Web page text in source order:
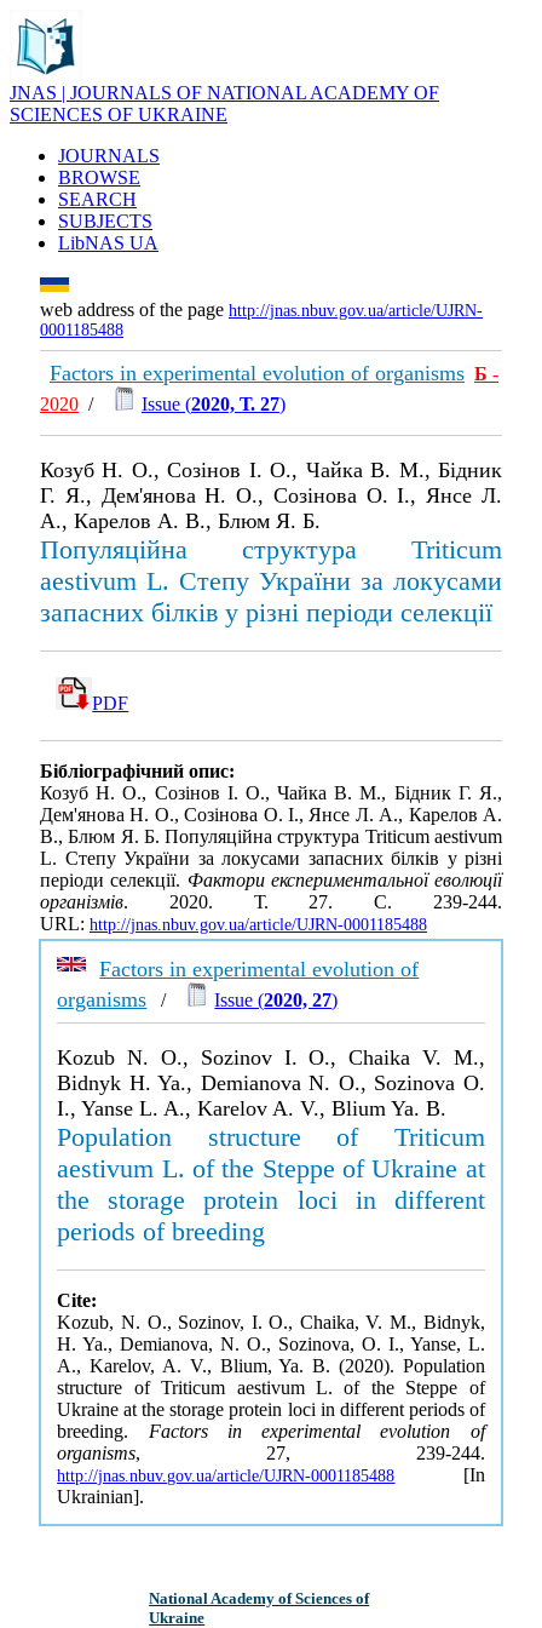
JNAS | JOURNALS OF NATIONAL ACADEMY OF
SCIENCES OF UKRAINE
JOURNALS
BROWSE
SEARCH
SUBJECTS
LibNAS UA
web address of the page http://jnas.nbuv.gov.ua/article/UJRN-
0001185488
Factors in experimental evolution of organisms Б -
2020 / Issue (2020, Т. 27)
Козуб Н. О., Созінов І. О., Чайка В. М., Бідник
Г. Я., Дем'янова Н. О., Созінова О. І., Янсе Л.
А., Карелов А. В., Блюм Я. Б.
Популяційна структура Triticum
aestivum L. Степу України за локусами
запасних білків у різні періоди селекції
PDF
Бібліографічний опис:
Козуб Н. О., Созінов І. О., Чайка В. М., Бідник Г. Я.,
Дем'янова Н. О., Созінова О. І., Янсе Л. А., Карелов А.
В., Блюм Я. Б. Популяційна структура Triticum aestivum
L. Степу України за локусами запасних білків у різні
періоди селекції. Фактори експериментальної еволюції
організмів. 2020. Т. 27. С. 239-244.
URL: http://jnas.nbuv.gov.ua/article/UJRN-0001185488
Factors in experimental evolution of
organisms / Issue (2020, 27)
Kozub N. O., Sozinov I. O., Chaika V. M.,
Bidnyk H. Ya., Demianova N. O., Sozinova O.
I., Yanse L. A., Karelov A. V., Blium Ya. B.
Population structure of Triticum
aestivum L. of the Steppe of Ukraine at
the storage protein loci in different
periods of breeding
Cite:
Kozub, N. O., Sozinov, I. O., Chaika, V. M., Bidnyk,
H. Ya., Demianova, N. O., Sozinova, O. I., Yanse, L.
A., Karelov, A. V., Blium, Ya. B. (2020). Population
structure of Triticum aestivum L. of the Steppe of
Ukraine at the storage protein loci in different periods of
breeding. Factors in experimental evolution of
organisms, 27, 239-244.
http://jnas.nbuv.gov.ua/article/UJRN-0001185488 [In
Ukrainian].
National Academy of Sciences of
Ukraine